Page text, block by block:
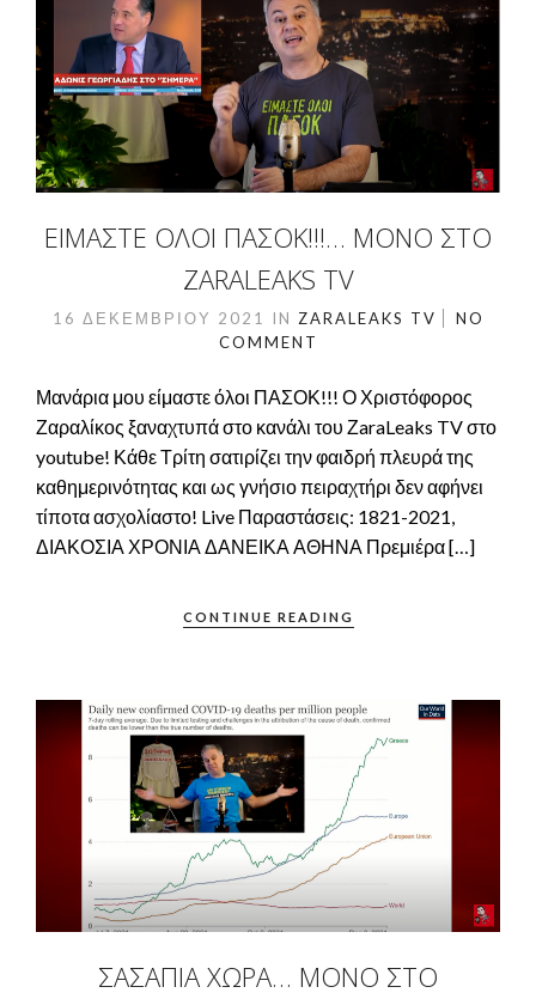
ΕΊΜΑΣΤΕ ΌΛΟΙ ΠΑΣΟΚ!!!… ΜΌΝΟ ΣΤΟ
ZARALEAKS TV
16 ΔΕΚΕΜΒΡΊΟΥ 2021 IN ZARALEAKS TV
NO
COMMENT
Μανάρια μου είμαστε όλοι ΠΑΣΟΚ!!! Ο Χριστόφορος
Ζαραλίκος ξαναχτυπά στο κανάλι του ΖaraLeaks TV στο
youtube! Κάθε Τρίτη σατιρίζει την φαιδρή πλευρά της
καθημερινότητας και ως γνήσιο πειραχτήρι δεν αφήνει
τίποτα ασχολίαστο! Live Παραστάσεις: 1821-2021,
ΔΙΑΚΟΣΙΑ ΧΡΟΝΙΑ ΔΑΝΕΙΚΑ ΑΘΗΝΑ Πρεμιέρα […]
CONTINUE READING
ΣΑΣΑΠΙΑ ΧΩΡΑ… ΜΌΝΟ ΣΤΟ